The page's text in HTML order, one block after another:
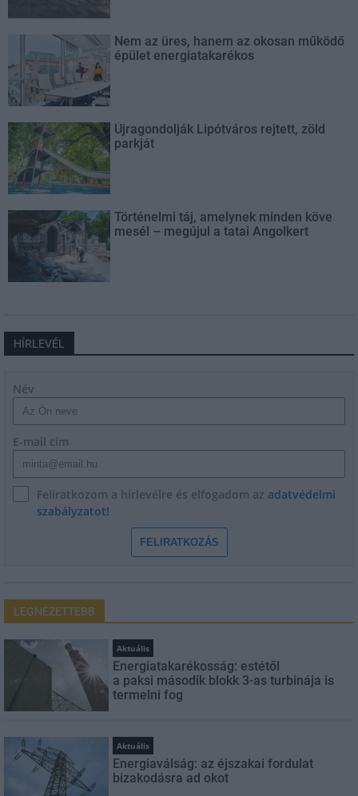
Nem az üres, hanem az okosan működő
épület energiatakarékos
Újragondolják Lipótváros rejtett, zöld
parkját
Történelmi táj, amelynek minden köve
mesél – megújul a tatai Angolkert
HÍRLEVÉL
Név
E-mail cím
Feliratkozom a hírlevélre és elfogadom az adatvédelmi
szabályzatot!
FELIRATKOZÁS
LEGNÉZETTEBB
Aktuális
Energiatakarékosság: estétől
a paksi második blokk 3-as turbinája is
termelni fog
Aktuális
Energiaválság: az éjszakai fordulat
bizakodásra ad okot